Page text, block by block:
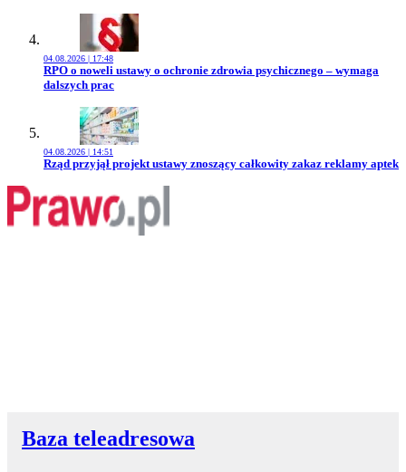
04.08.2026 | 17:48
Przejdź do artykułu:
RPO o noweli ustawy o ochronie zdrowia psychicznego – wymaga
dalszych prac
04.08.2026 | 14:51
Przejdź do artykułu:
Rząd przyjął projekt ustawy znoszący całkowity zakaz reklamy aptek
Baza teleadresowa